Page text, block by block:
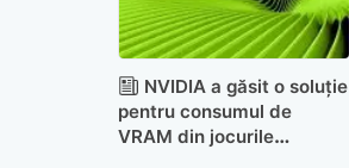
NVIDIA a găsit o soluție
pentru consumul de
VRAM din jocurile